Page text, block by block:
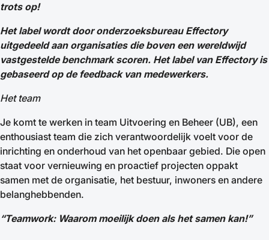
trots op!
Het label wordt door onderzoeksbureau Effectory
uitgedeeld aan organisaties die boven een wereldwijd
vastgestelde benchmark scoren. Het label van Effectory is
gebaseerd op de feedback van medewerkers.
Het team
Je komt te werken in team Uitvoering en Beheer (UB), een
enthousiast team die zich verantwoordelijk voelt voor de
inrichting en onderhoud van het openbaar gebied. Die open
staat voor vernieuwing en proactief projecten oppakt
samen met de organisatie, het bestuur, inwoners en andere
belanghebbenden.
“Teamwork: Waarom moeilijk doen als het samen kan!”